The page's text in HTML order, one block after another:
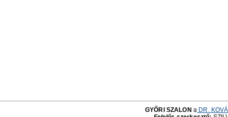
GYŐRI SZALON a DR.